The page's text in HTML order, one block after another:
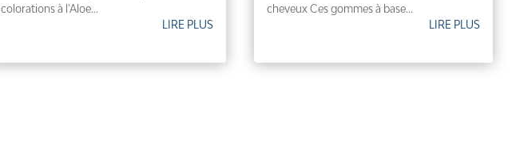
colorations à l'Aloe...
LIRE PLUS
cheveux Ces gommes à base...
LIRE PLUS